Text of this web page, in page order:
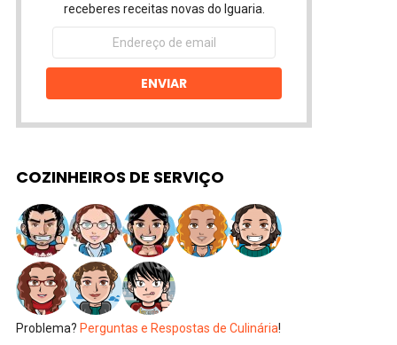
receberes receitas novas do Iguaria.
Endereço
email
ENVIAR
COZINHEIROS DE SERVIÇO
Problema? Perguntas e Respostas de Culinária!